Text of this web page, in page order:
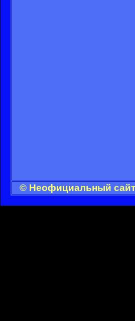
© Неофициальный